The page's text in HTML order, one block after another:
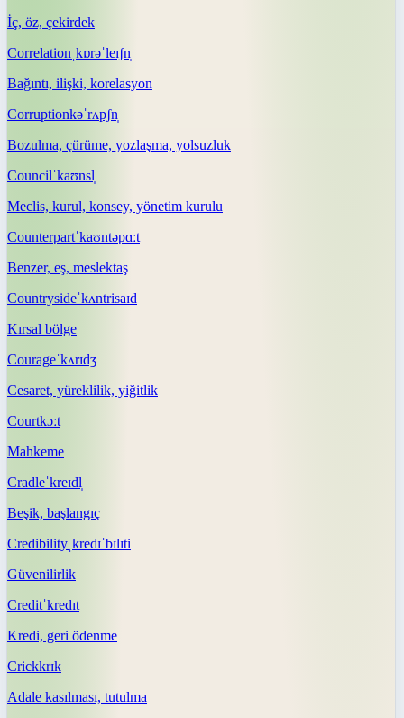
İç, öz, çekirdek
Correlation ˌkɒrəˈleɪʃn̩
Bağıntı, ilişki, korelasyon
Corruptionkəˈrʌpʃn̩
Bozulma, çürüme, yozlaşma, yolsuzluk
Councilˈkaʊnsl̩
Meclis, kurul, konsey, yönetim kurulu
Counterpartˈkaʊntəpɑːt
Benzer, eş, meslektaş
Countrysideˈkʌntrisaɪd
Kırsal bölge
Courageˈkʌrɪdʒ
Cesaret, yüreklilik, yiğitlik
Courtkɔːt
Mahkeme
Cradleˈkreɪdl̩
Beşik, başlangıç
Credibility ˌkredɪˈbɪlɪti
Güvenilirlik
Creditˈkredɪt
Kredi, geri ödenme
Crickkrɪk
Adale kasılması, tutulma